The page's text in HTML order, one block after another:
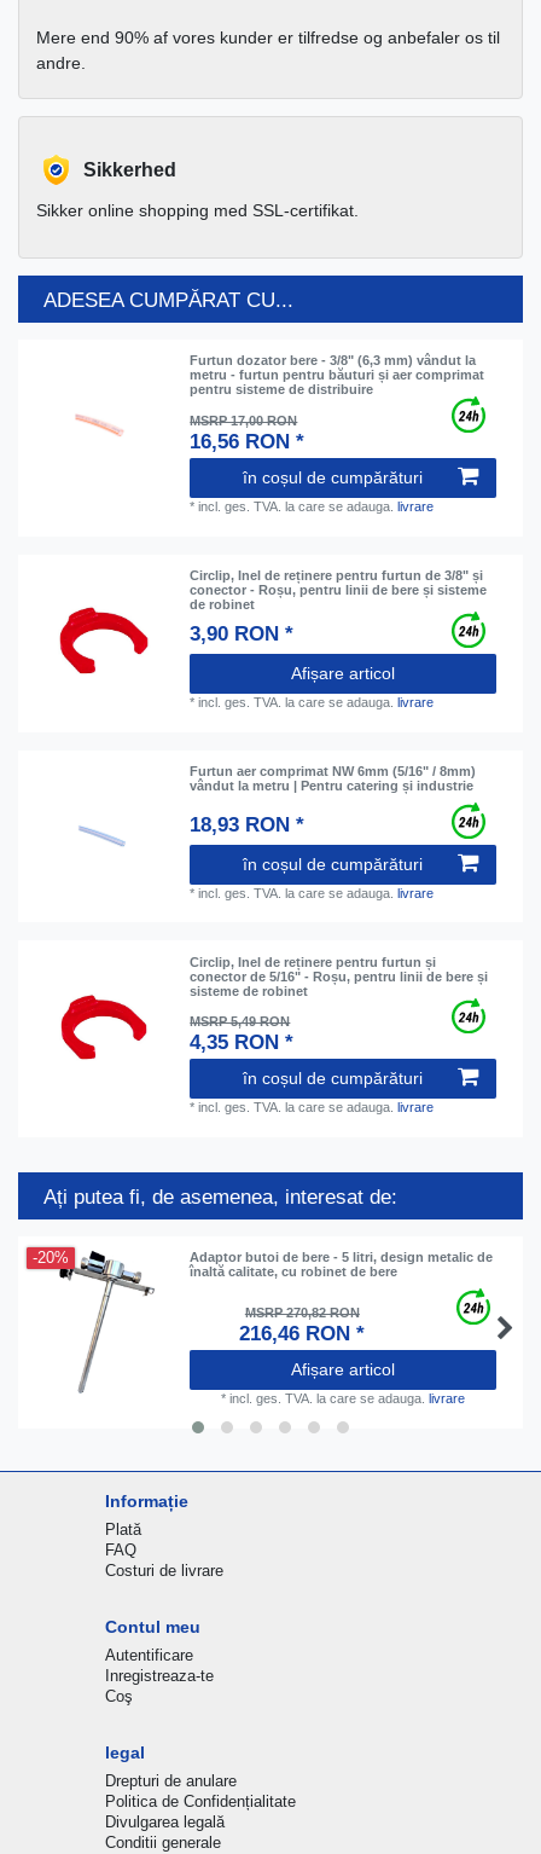
Mere end 90% af vores kunder er tilfredse og anbefaler os til
andre.
Sikkerhed
Sikker online shopping med SSL-certifikat.
ADESEA CUMPĂRAT CU...
Furtun dozator bere - 3/8" (6,3 mm) vândut la
metru - furtun pentru băuturi și aer comprimat
pentru sisteme de distribuire
MSRP 17,00 RON
16,56 RON *
în coșul de cumpărături
*incl. ges. TVA. la care se adauga.livrare
Circlip, Inel de reținere pentru furtun de 3/8" și
conector - Roșu, pentru linii de bere și sisteme
de robinet
3,90 RON *
Afișare articol
*incl. ges. TVA. la care se adauga.livrare
Furtun aer comprimat NW 6mm (5/16" / 8mm)
vândut la metru | Pentru catering și industrie
18,93 RON *
în coșul de cumpărături
*incl. ges. TVA. la care se adauga.livrare
Circlip, Inel de reținere pentru furtun și
conector de 5/16" - Roșu, pentru linii de bere și
sisteme de robinet
MSRP 5,49 RON
4,35 RON *
în coșul de cumpărături
*incl. ges. TVA. la care se adauga. livrare
Ați putea fi, de asemenea, interesat de:
-20%
Adaptor butoi de bere - 5 litri, design metalic de
înaltă calitate, cu robinet de bere
MSRP 270,82 RON
216,46 RON *
Afișare articol
* incl. ges. TVA. la care se adauga. livrare
Informație
Plată
FAQ
Costuri de livrare
Contul meu
Autentificare
Inregistreaza-te
Coş
legal
Drepturi de anulare
Politica de Confidențialitate
Divulgarea legală
Conditii generale